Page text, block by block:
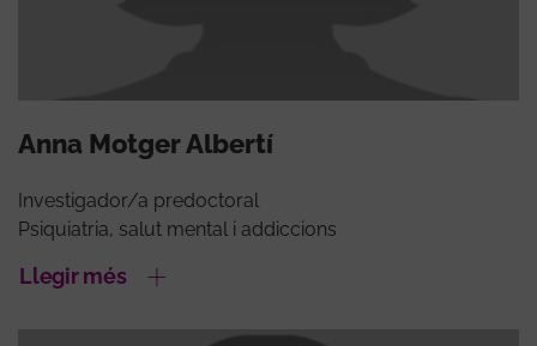
Anna Motger Albertí
Investigador/a predoctoral
Psiquiatria, salut mental i addiccions
Llegir més